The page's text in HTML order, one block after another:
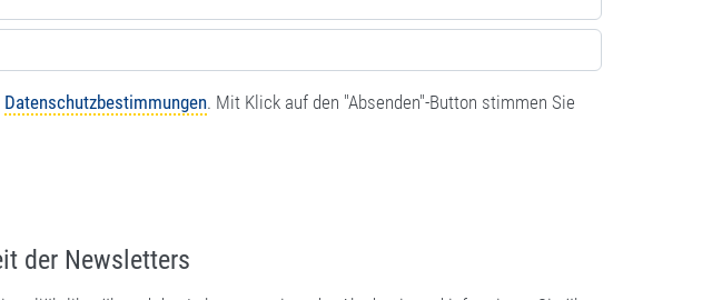
Datenschutzbestimmungen. Mit Klick auf den "Absenden"-Button stimmen Sie
der Newsletters